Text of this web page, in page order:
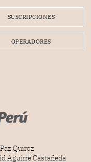
SUSCRIPCIONES
OPERADORES
Quiroz
Aguirre Castañeda